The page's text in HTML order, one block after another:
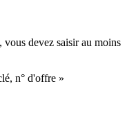
devez saisir au moins
n° d'offre »